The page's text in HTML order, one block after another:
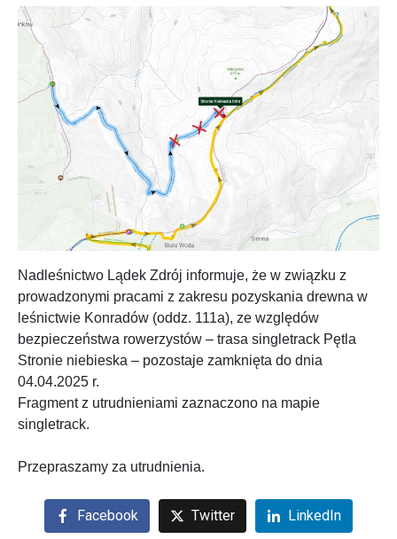
Nadleśnictwo Lądek Zdrój informuje, że w związku z
prowadzonymi pracami z zakresu pozyskania drewna w
leśnictwie Konradów (oddz. 111a), ze względów
bezpieczeństwa rowerzystów – trasa singletrack Pętla
Stronie niebieska – pozostaje zamknięta do dnia
04.04.2025 r.
Fragment z utrudnieniami zaznaczono na mapie
singletrack.
Przepraszamy za utrudnienia.
Facebook Twitter LinkedIn